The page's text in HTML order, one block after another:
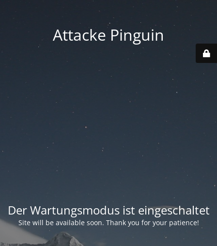
Attacke Pinguin
Der Wartungsmodus ist eingeschaltet
Site will be available soon. Thank you for your patience!